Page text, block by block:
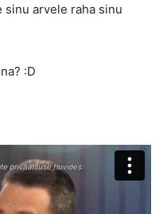
sinu arvele raha sinu
:D